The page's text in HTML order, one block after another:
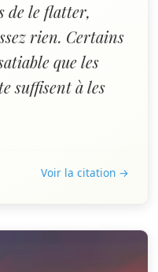
de le flatter,
rien. Certains
que les
suffisent à les
Voir la citation →